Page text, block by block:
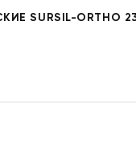
SURSIL-ORTHO